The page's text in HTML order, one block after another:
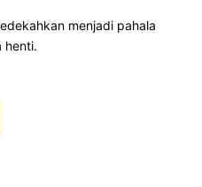
menjadi pahala
henti.